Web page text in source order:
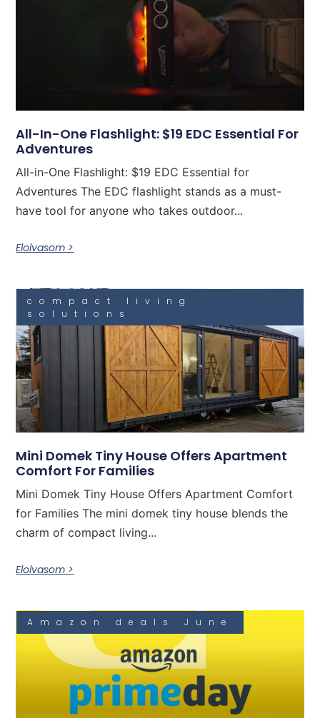
All-In-One Flashlight: $19 EDC Essential For
Adventures
All-in-One Flashlight: $19 EDC Essential for
Adventures The EDC flashlight stands as a must-
have tool for anyone who takes outdoor...
Elolvasom >
compact living
solutions
Mini Domek Tiny House Offers Apartment
Comfort For Families
Mini Domek Tiny House Offers Apartment Comfort
for Families The mini domek tiny house blends the
charm of compact living...
Elolvasom >
Amazon deals June